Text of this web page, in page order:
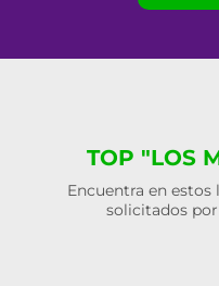
TOP "LOS
Encuentra en
solicitados